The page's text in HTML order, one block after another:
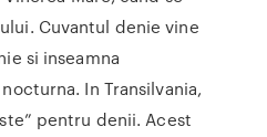
Cuvantul denie vine
si inseamna
In Transilvania,
pentru denii. Acest